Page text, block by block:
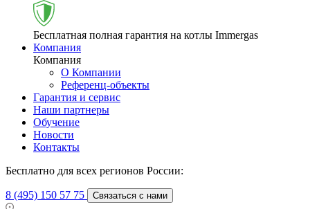
Бесплатная полная гарантия на котлы Immergas
Компания
Компания
О Компании
Референц-объекты
Гарантия и сервис
Наши партнеры
Обучение
Новости
Контакты
Бесплатно для всех регионов России:
8 (495) 150 57 75 Связаться с нами